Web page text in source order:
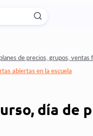
de precios, grupos, ventas
abiertas en la escuela
día de